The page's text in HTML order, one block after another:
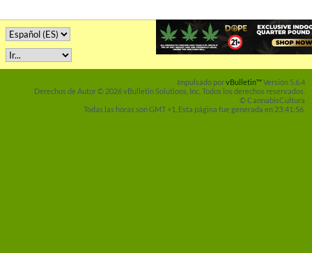
Impulsado porvBulletin™Versión 5.6.4
Derechos de Autor © 2026 vBulletin Solutions, Inc. Todos los derechos reservados.
© CannabisCultura
Todas las horas son GMT +1. Esta página fue generada en 23:41:56.